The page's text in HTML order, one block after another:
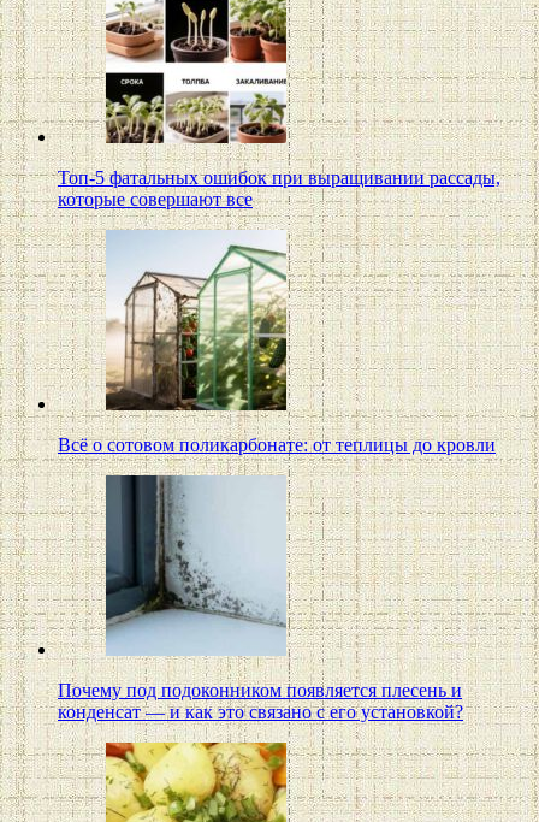
Топ-5 фатальных ошибок при выращивании рассады,
которые совершают все
Всё о сотовом поликарбонате: от теплицы до кровли
Почему под подоконником появляется плесень и
конденсат — и как это связано с его установкой?